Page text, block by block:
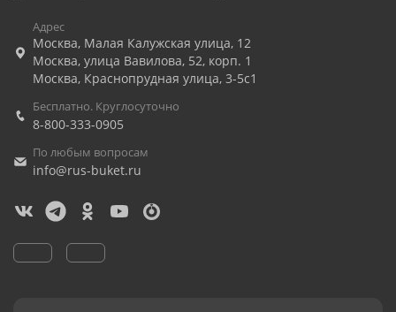
Адрес
Москва, Малая Калужская улица, 12
Москва, улица Вавилова, 52, корп. 1
Москва, Краснопрудная улица, 3-5с1
Бесплатно. Круглосуточно
8-800-333-0905
По любым вопросам
info@rus-buket.ru